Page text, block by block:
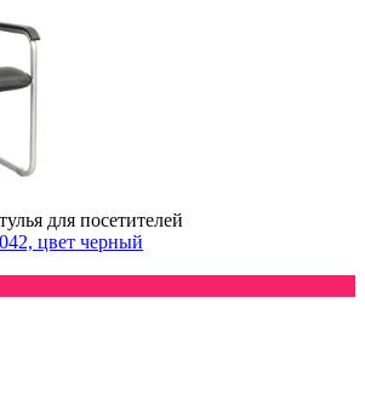
для посетителей
цвет черный